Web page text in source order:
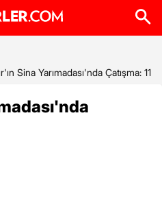
Sina Yarımadası'nda Çatışma: 11